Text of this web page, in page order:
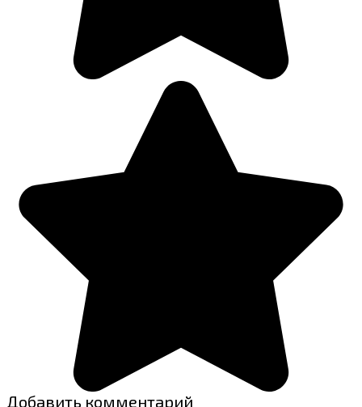
Добавить комментарий